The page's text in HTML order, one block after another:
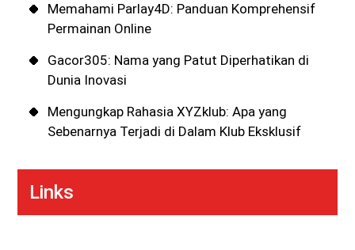
Memahami Parlay4D: Panduan Komprehensif
Permainan Online
Gacor305: Nama yang Patut Diperhatikan di
Dunia Inovasi
Mengungkap Rahasia XYZklub: Apa yang
Sebenarnya Terjadi di Dalam Klub Eksklusif
Links